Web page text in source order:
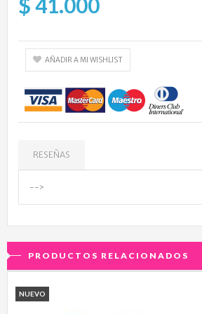
AÑADIR A MI WISHLIST
RESEÑAS
-->
PRODUCTOS RELACIONADOS
NUEVO